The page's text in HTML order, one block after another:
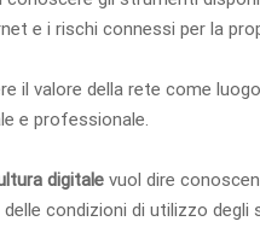
e i rischi connessi per la
il valore della rete come
e professionale.
digitale vuol dire
delle condizioni di utilizzo degli